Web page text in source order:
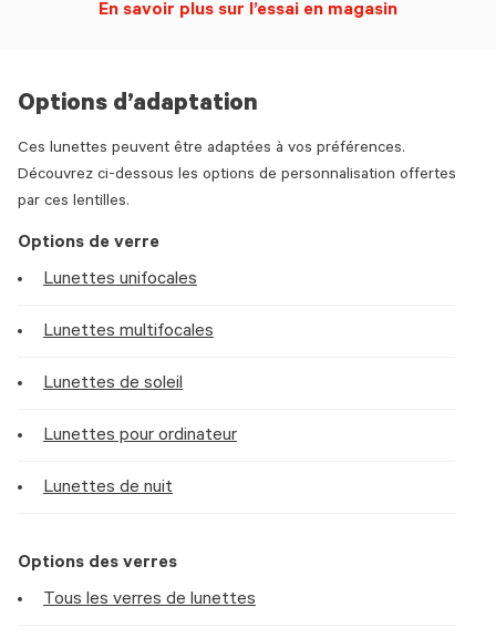
Options d’adaptation
Ces lunettes peuvent être adaptées à vos préférences.
Découvrez ci-dessous les options de personnalisation offertes
par ces lentilles.
Options de verre
Lunettes unifocales
Lunettes multifocales
Lunettes de soleil
Lunettes pour ordinateur
Lunettes de nuit
Options des verres
Tous les verres de lunettes
En savoir plus sur l’essai en magasin